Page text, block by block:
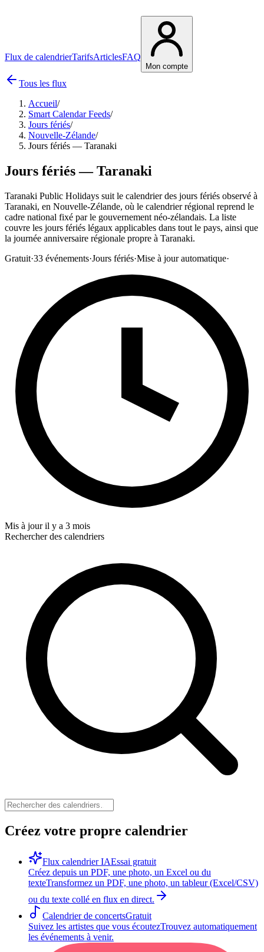
Flux de calendrierTarifsArticlesFAQ
Mon compte
Tous les flux
Accueil/
Smart Calendar Feeds/
Jours fériés/
Nouvelle-Zélande/
Jours fériés — Taranaki
Jours fériés — Taranaki
Taranaki Public Holidays suit le calendrier des jours fériés observé à
Taranaki, en Nouvelle-Zélande, où le calendrier régional reprend le
cadre national fixé par le gouvernement néo-zélandais. La liste
couvre les jours fériés légaux applicables dans tout le pays, ainsi que
la journée anniversaire régionale propre à Taranaki.
Gratuit·33 événements·Jours fériés·Mise à jour automatique·
Mis à jour il y a 3 mois
Rechercher des calendriers
Créez votre propre calendrier
Flux calendrier IAEssai gratuit
Créez depuis un PDF, une photo, un Excel ou du
texteTransformez un PDF, une photo, un tableur (Excel/CSV)
ou du texte collé en flux en direct.
Calendrier de concertsGratuit
Suivez les artistes que vous écoutezTrouvez automatiquement
les événements à venir.